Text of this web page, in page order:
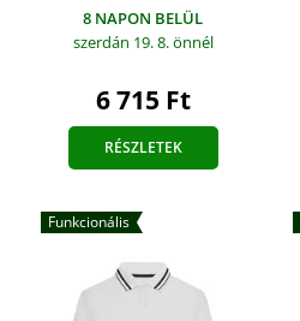
8 NAPON BELÜL
szerdán 19. 8.önnél
6 715 Ft
RÉSZLETEK
Funkcionális